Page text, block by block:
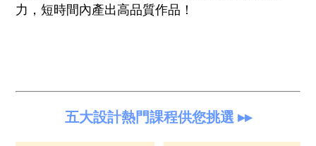
力，短時間內產出高品質作品！
五大設計熱門課程供您挑選 ▸▸